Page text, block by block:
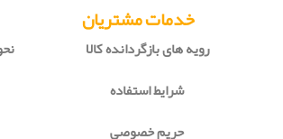
خدمات مشتریان
رویه های بازگردانده کالا
شرایط استفاده
حریم خصوصی